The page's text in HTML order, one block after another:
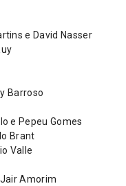
e David Nasser
Barroso
e Pepeu Gomes
Brant
Valle
Jair Amorim